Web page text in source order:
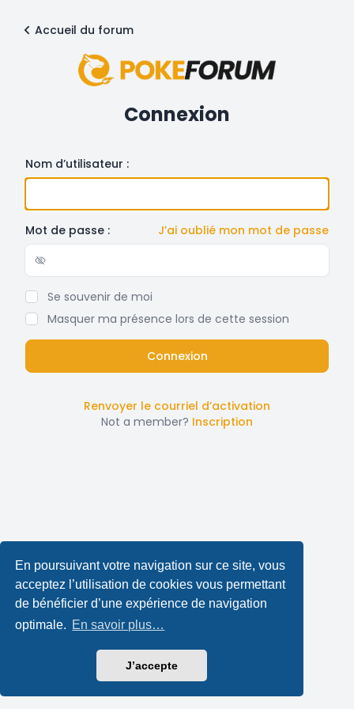
En poursuivant votre navigation sur ce site, vous
acceptez l’utilisation de cookies vous permettant
de bénéficier d’une expérience de navigation
optimale. En savoir plus…
J’accepte
Accueil du forum
Connexion
Nom d’utilisateur :
Mot de passe : J’ai oublié mon mot de passe
Show/hide password
Se souvenir de moi
Masquer ma présence lors de cette session
Renvoyer le courriel d’activation
Not a member? Inscription